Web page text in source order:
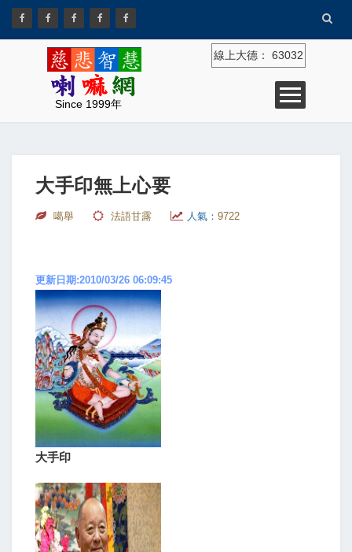
Since 1999年
線上大德： 63032
大手印無上心要
噶舉 法語甘露 人氣： 9722
更新日期:2010/03/26 06:09:45
大手印